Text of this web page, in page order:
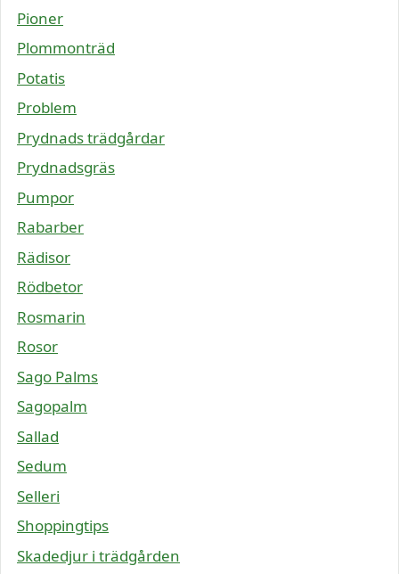
Pioner
Plommonträd
Potatis
Problem
Prydnads trädgårdar
Prydnadsgräs
Pumpor
Rabarber
Rädisor
Rödbetor
Rosmarin
Rosor
Sago Palms
Sagopalm
Sallad
Sedum
Selleri
Shoppingtips
Skadedjur i trädgården